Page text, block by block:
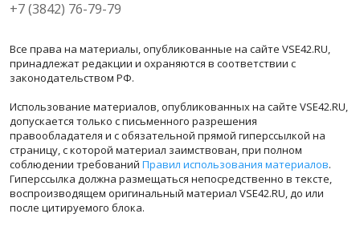
+7 (3842) 76-79-79
Все права на материалы, опубликованные на сайте VSE42.RU,
принадлежат редакции и охраняются в соответствии с
законодательством РФ.
Использование материалов, опубликованных на сайте VSE42.RU,
допускается только с письменного разрешения
правообладателя и с обязательной прямой гиперссылкой на
страницу, с которой материал заимствован, при полном
соблюдении требований Правил использования материалов.
Гиперссылка должна размещаться непосредственно в тексте,
воспроизводящем оригинальный материал VSE42.RU, до или
после цитируемого блока.